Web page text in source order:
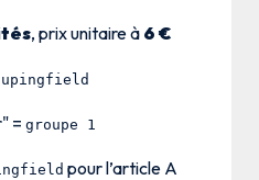
, prix unitaire à 6 €
= groupe 1
pour l’article A